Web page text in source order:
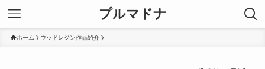
プルマドナ
ホーム ウッドレジン作品紹介